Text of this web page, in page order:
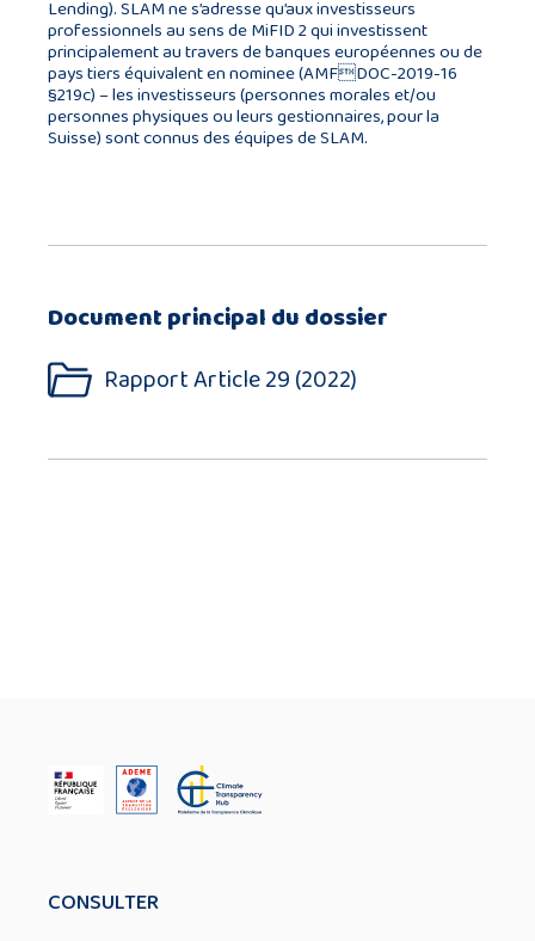
Lending). SLAM ne s’adresse qu’aux investisseurs
professionnels au sens de MiFID 2 qui investissent
principalement au travers de banques européennes ou de
pays tiers équivalent en nominee (AMFDOC-2019-16
§219c) – les investisseurs (personnes morales et/ou
personnes physiques ou leurs gestionnaires, pour la
Suisse) sont connus des équipes de SLAM.
Document principal du dossier
Rapport Article 29 (2022)
CONSULTER